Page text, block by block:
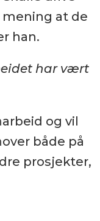
at de
han.
har vært
og vil
både på
prosjekter,